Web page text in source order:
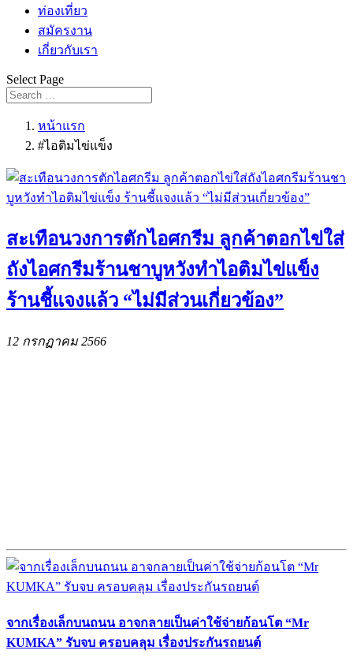
ท่องเที่ยว
สมัครงาน
เกี่ยวกับเรา
Select Page
หน้าแรก
#ไอติมไข่แข็ง
สะเทือนวงการตักไอศกรีม ลูกค้าตอกไข่ใส่
ถังไอศกรีมร้านชาบูหวังทำไอติมไข่แข็ง
ร้านชี้แจงแล้ว “ไม่มีส่วนเกี่ยวข้อง”
12 กรกฏาคม 2566
จากเรื่องเล็กบนถนน อาจกลายเป็นค่าใช้จ่ายก้อนโต “Mr
KUMKA” รับจบ ครอบคลุม เรื่องประกันรถยนต์